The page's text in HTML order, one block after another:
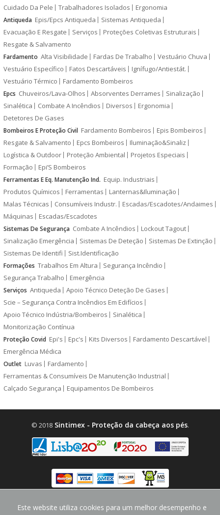
Este website utiliza cookies para um melhor desempenho e
Cuidado Da Pele
Trabalhadores Isolados Ergonomia
Antiqueda Epis/Epcs Antiqueda
Sistemas Antiqueda
Evacuação E Resgate
Serviços
Proteções Coletivas Estruturais
Resgate & Salvamento
Fardamento Alta Visibilidade Fardas De Trabalho
Vestuário Chuva
Vestuário Específico
Fatos Descartáveis
Ignífugo/Antiestát.
Vestuário Térmico
Fardamento Bombeiros
Epcs Chuveiros/Lava-Olhos Absorventes Derrames
Sinalização
Sinalética
Combate A Incêndios Diversos
Ergonomia
Detetores De Gases
Bombeiros E Proteção Civil Fardamento Bombeiros
Epis Bombeiros
Resgate & Salvamento
Epcs Bombeiros
Iluminação&Sinaliz
Logística & Outdoor
Proteção Ambiental
Projetos Especiais
Formação
Epi’S Bombeiros
Ferramentas E Eq. Manutenção Ind. Equip. Industriais
Produtos Químicos
Ferramentas
Lanternas&Iluminação
Malas Técnicas
Consumíveis Industr.
Escadas/Escadotes/Andaimes
Máquinas
Escadas/Escadotes
Sistemas De Segurança Combate A Incêndios
Lockout Tagout
Sinalização Emergência
Sistemas De Deteção
Sistemas De Extinção
Sistemas De Identifi
Sist.Identificação
Formações Trabalhos Em Altura
Segurança Incêndio
Segurança Trabalho
Emergência
Serviços Antiqueda
Apoio Técnico Deteção De Gases
Scie – Segurança Contra Incêndios Em Edifícios
Apoio Técnico Indústria/Bombeiros
Sinalética
Monitorização Contínua
Proteção Covid Epi's Epc's Kits Diversos
Fardamento Descartável
Emergência Médica
Outlet Luvas
Fardamento
Ferramentas & Consumíveis De Manutenção Industrial
Calçado Segurança
Equipamentos De Bombeiros
© 2018Sintimex - Proteção da cabeça aos pés.
design byCodeMind.PT